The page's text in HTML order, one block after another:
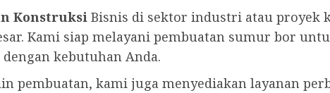
Konstruksi Bisnis di sektor industri atau proyek
Kami siap melayani pembuatan sumur bor
kebutuhan Anda.
pembuatan, kami juga menyediakan layanan